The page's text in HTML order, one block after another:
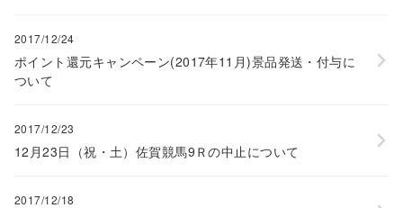
2017/12/24
ポイント還元キャンペーン(2017年11月)景品発送・付与に
ついて
2017/12/23
12月23日（祝・土）佐賀競馬9Ｒの中止について
2017/12/18